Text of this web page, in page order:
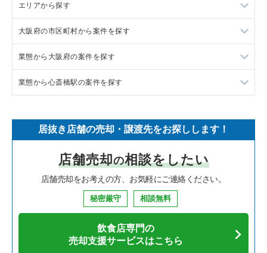
ラーメンの居抜き売却物件の案件一覧
フランス料理の居抜き売却物件の案件一覧
イタリア料理の居抜き売却物件の案件一覧
中華の居抜き売却物件の案件一覧
寿司の居抜き売却物件の案件一覧
焼肉の居抜き売却物件の案件一覧
鉄板焼き・お好み焼の居抜き売却物件の案件一覧
カフェの居抜き売却物件の案件一覧
エリアから探す
東京23区の飲食店の居抜き売却物件の案件一覧
東京都下の飲食店の居抜き売却物件の案件一覧
千葉県の飲食店の居抜き売却物件の案件一覧
神奈川県の飲食店の居抜き売却物件の案件一覧
大阪府の飲食店の居抜き売却物件の案件一覧
兵庫県の飲食店の居抜き売却物件の案件一覧
愛知県の飲食店の居抜き売却物件の案件一覧
大阪府の市区町村から案件を探す
大阪市北区の飲食店の居抜き売却物件の案件一覧
大阪市中央区の飲食店の居抜き売却物件の案件一覧
堺市北区の飲食店の居抜き売却物件の案件一覧
堺市中区の飲食店の居抜き売却物件の案件一覧
大阪市西区の飲食店の居抜き売却物件の案件一覧
大阪市福島区の飲食店の居抜き売却物件の案件一覧
業態から大阪府の案件を探す
大阪府のラーメンの居抜き売却物件の案件一覧
大阪府のイタリア料理の居抜き売却物件の案件一覧
大阪府の中華の居抜き売却物件の案件一覧
大阪府のそば・うどんの居抜き売却物件の案件一覧
大阪府の焼肉の居抜き売却物件の案件一覧
業態から心斎橋駅の案件を探す
心斎橋駅の中華の居抜き売却物件の案件一覧
心斎橋駅の寿司の居抜き売却物件の案件一覧
心斎橋駅の焼肉の居抜き売却物件の案件一覧
心斎橋駅のアジア料理の居抜き売却物件の案件一覧
居抜き店舗の売却・譲渡先をお探しします！
店舗売却の相談をしたい
店舗売却をお考えの方、お気軽にご連絡ください。
秘密厳守 相談無料
飲食店専門の
売却支援サービスはこちら